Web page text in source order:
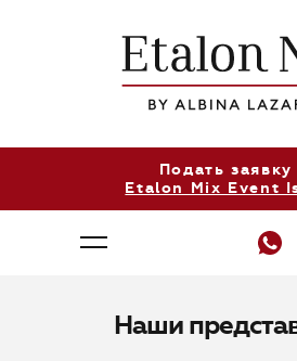
Подать заявку
Etalon Mix Event
Наши